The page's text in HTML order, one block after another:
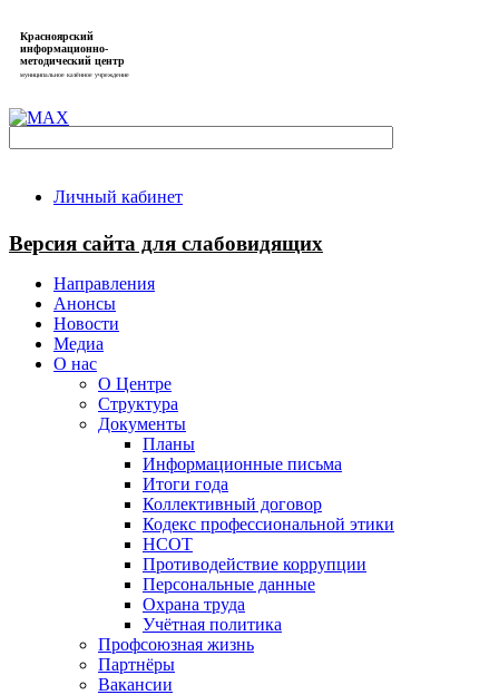
Красноярский
информационно-
методический центр
муниципальное казённое учреждение
Личный кабинет
Версия сайта для слабовидящих
Направления
Анонсы
Новости
Медиа
О нас
О Центре
Структура
Документы
Планы
Информационные письма
Итоги года
Коллективный договор
Кодекс профессиональной этики
НСОТ
Противодействие коррупции
Персональные данные
Охрана труда
Учётная политика
Профсоюзная жизнь
Партнёры
Вакансии